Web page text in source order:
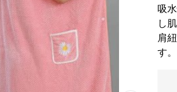
吸
し
肩
す。